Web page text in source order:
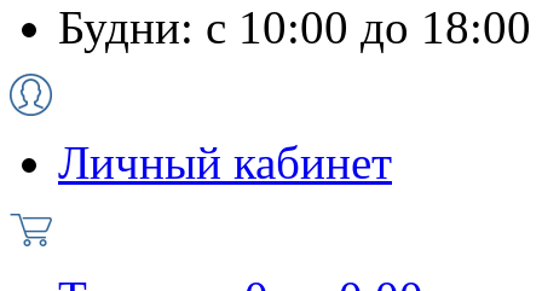
Будни: с 10:00 до 18:00
Личный кабинет